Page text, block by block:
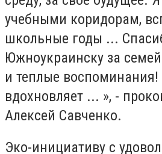
учебными коридорам,
школьные годы ...
Южноукраинску за
и теплые воспоминания!
вдохновляет ... », -
Алексей Савченко.
Эко-инициативу с